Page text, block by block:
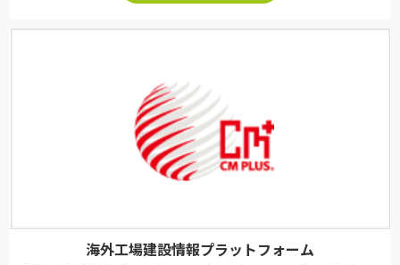
海外工場建設情報プラットフォーム